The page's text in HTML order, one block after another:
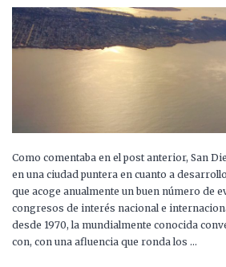
Como comentaba en el post anterior, San
en una ciudad puntera en cuanto a
que acoge anualmente un buen número de
congresos de interés nacional e
desde 1970, la mundialmente conocida
con, con una afluencia que ronda los …